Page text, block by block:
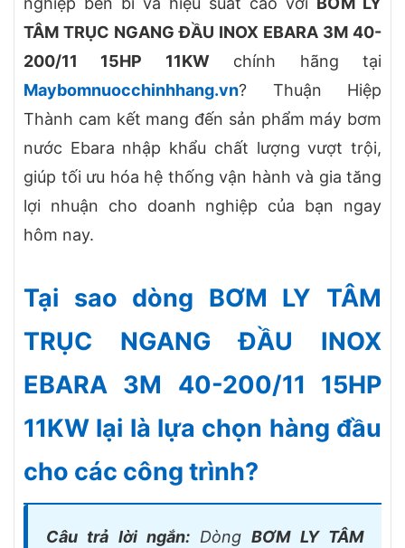
TÂM TRỤC NGANG ĐẦU INOX EBARA 3M 40-
200/11 15HP 11KWchính hãng tại
Maybomnuocchinhhang.vn? Thuận Hiệp
Thành cam kết mang đến sản phẩm máy bơm
nước Ebara nhập khẩu chất lượng vượt trội,
giúp tối ưu hóa hệ thống vận hành và gia tăng
lợi nhuận cho doanh nghiệp của bạn ngay
hôm nay.
Tại sao dòng BƠM LY TÂM
TRỤC NGANG ĐẦU INOX
EBARA 3M 40-200/11 15HP
11KW lại là lựa chọn hàng đầu
cho các công trình?
Câu trả lời ngắn:DòngBƠM LY TÂM